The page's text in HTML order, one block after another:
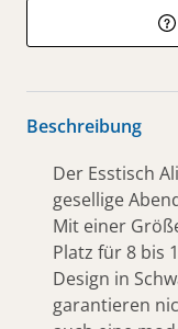
Beschreibung
Der Esstisch
gesellige
Mit einer
Platz für 8 bis
Design in
garantieren